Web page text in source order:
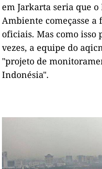
em Jarkarta seria que
Ambiente começasse
oficiais. Mas como isso
vezes, a equipe do
"projeto de
Indonésia".